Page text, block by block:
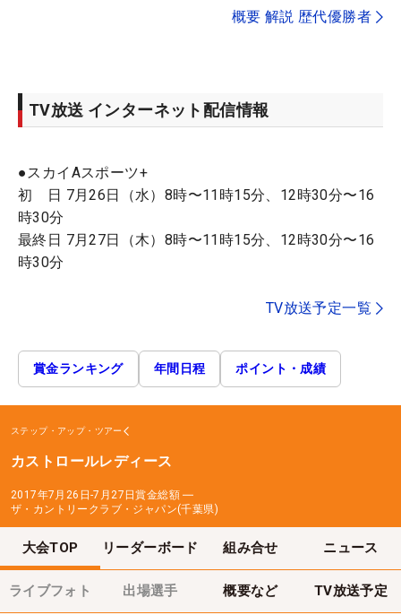
概要 解説 歴代優勝者
TV放送 インターネット配信情報
●スカイAスポーツ+
初 日 7月26日（水）8時〜11時15分、12時30分〜16
時30分
最終日 7月27日（木）8時〜11時15分、12時30分〜16
時30分
TV放送予定一覧
賞金ランキング 年間日程 ポイント・成績
ステップ・アップ・ツアー
カストロールレディース
2017年7月26日-7月27日賞金総額 ―
ザ・カントリークラブ・ジャパン(千葉県)
大会TOP リーダーボード 組み合せ ニュース
ライブフォト 出場選手 概要など TV放送予定